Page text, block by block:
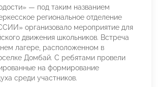
— под таким названием
региональное отделение
организовало мероприятие для
движения школьников. Встреча
лагере, расположенном в
Домбай. С ребятами провели
на формирование
среди участников.